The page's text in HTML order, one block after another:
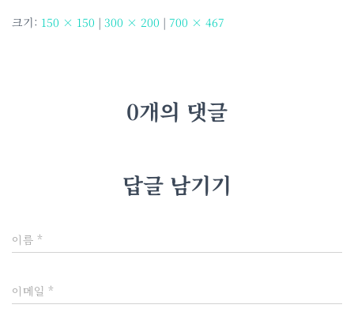
크기: 150 × 150 | 300 × 200 | 700 × 467
0개의 댓글
답글 남기기
이름 *
이메일 *